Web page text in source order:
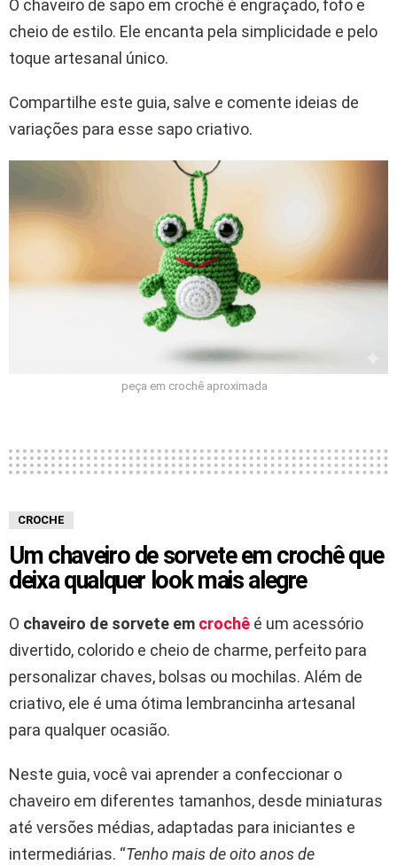
O chaveiro de sapo em crochê é engraçado, fofo e
cheio de estilo. Ele encanta pela simplicidade e pelo
toque artesanal único.
Compartilhe este guia, salve e comente ideias de
variações para esse sapo criativo.
peça em crochê aproximada
CROCHE
Um chaveiro de sorvete em crochê que
deixa qualquer look mais alegre
O chaveiro de sorvete em crochê é um acessório
divertido, colorido e cheio de charme, perfeito para
personalizar chaves, bolsas ou mochilas. Além de
criativo, ele é uma ótima lembrancinha artesanal
para qualquer ocasião.
Neste guia, você vai aprender a confeccionar o
chaveiro em diferentes tamanhos, desde miniaturas
até versões médias, adaptadas para iniciantes e
intermediárias. “Tenho mais de oito anos de